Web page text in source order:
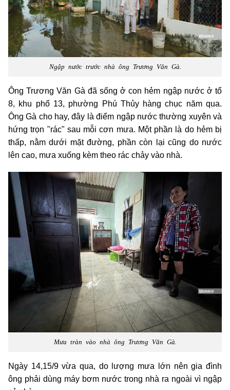
Ngập nước trước nhà ông Trương Văn Gà.
Ông Trương Văn Gà đã sống ở con hẻm ngập nước ở tổ
8, khu phố 13, phường Phú Thủy hàng chục năm qua.
Ông Gà cho hay, đây là điểm ngập nước thường xuyên và
hứng trọn "rác" sau mỗi cơn mưa. Một phần là do hẻm bị
thấp, nằm dưới mặt đường, phần còn lại cũng do nước
lên cao, mưa xuống kèm theo rác chảy vào nhà.
Mưa tràn vào nhà ông Trương Văn Gà.
Ngày 14,15/9 vừa qua, do lượng mưa lớn nên gia đình
ông phải dùng máy bơm nước trong nhà ra ngoài vì ngập